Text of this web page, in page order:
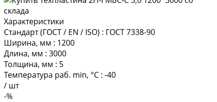
Характеристики
Стандарт (ГОСТ / EN / ISO) : ГОСТ 7338-90
Ширина, мм : 1200
Длина, мм : 3000
Толщина, мм : 5
Температура раб. min, °C : -40
/ шт
-%